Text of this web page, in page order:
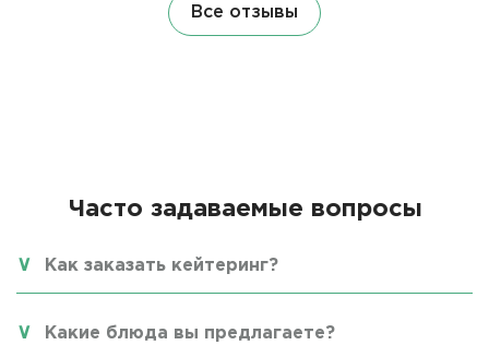
Все отзывы
Часто задаваемые вопросы
Как заказать кейтеринг?
Какие блюда вы предлагаете?